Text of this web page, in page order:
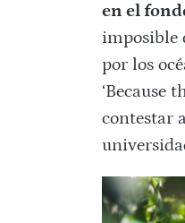
en el
imposible
por los
‘Because
contestar